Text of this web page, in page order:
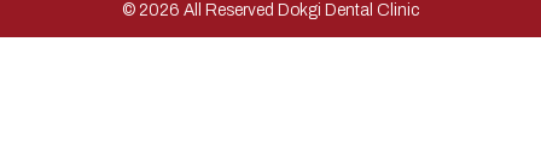
© 2026 All Reserved Dokgi Dental Clinic